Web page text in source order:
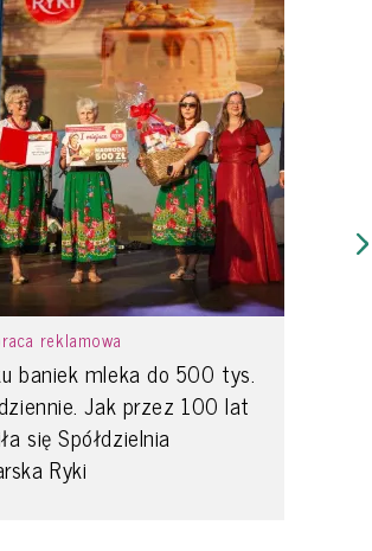
reklamowa
baniek mleka do 500 tys.
Jak przez 100 lat
się Spółdzielnia
Ryki